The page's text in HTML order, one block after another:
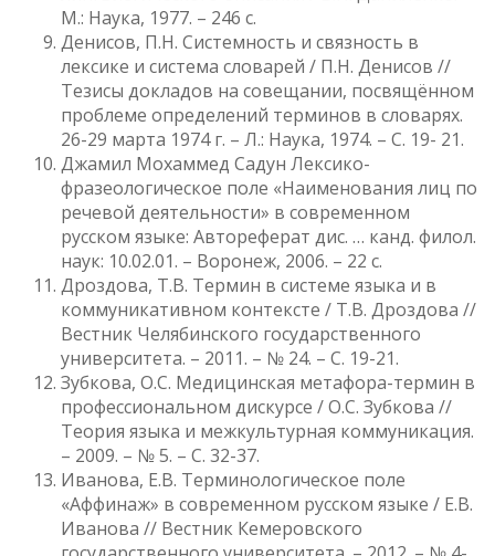
М.: Наука, 1977. – 246 с.
Денисов, П.Н. Системность и связность в
лексике и система словарей / П.Н. Денисов //
Тезисы докладов на совещании, посвящённом
проблеме определений терминов в словарях.
26-29 марта 1974 г. – Л.: Наука, 1974. – С. 19- 21.
Джамил Мохаммед Садун Лексико-
фразеологическое поле «Наименования лиц по
речевой деятельности» в современном
русском языке: Автореферат дис. … канд. филол.
наук: 10.02.01. – Воронеж, 2006. – 22 с.
Дроздова, Т.В. Термин в системе языка и в
коммуникативном контексте / Т.В. Дроздова //
Вестник Челябинского государственного
университета. – 2011. – № 24. – С. 19-21.
Зубкова, О.С. Медицинская метафора-термин в
профессиональном дискурсе / О.С. Зубкова //
Теория языка и межкультурная коммуникация.
– 2009. – № 5. – С. 32-37.
Иванова, Е.В. Терминологическое поле
«Аффинаж» в современном русском языке / Е.В.
Иванова // Вестник Кемеровского